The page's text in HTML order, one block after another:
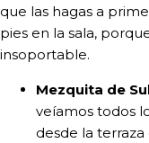
que las hagas a
pies en la sala,
insoportable.
Mezquita de
veíamos todos
desde la